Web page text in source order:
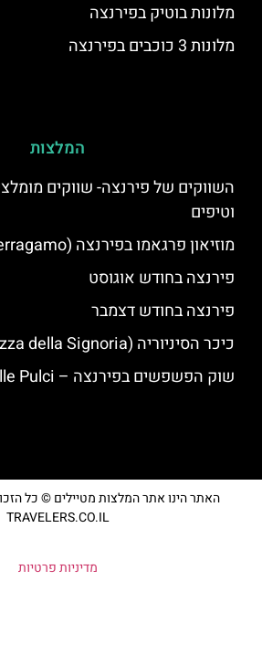
מלונות בוטיק בפירנצה
מלונות 3 כוכבים בפירנצה
המלצות
השווקים של פירנצה- שווקים
וטיפים
מוזיאון פרגאמו בפירנצה (Museo Ferragamo)
פירנצה בחודש אוגוסט
פירנצה בחודש דצמבר
כיכר הסיניוריה (Piazza della Signoria) בפירנצה
שוק הפשפשים בפירנצה – Mercato delle Pulci
האתר הינו אתר המלצות מטיילים © כל
TRAVELERS.CO.IL
מדיניות פרטיות